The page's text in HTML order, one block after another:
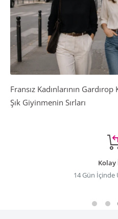
Fransız Kadınlarının
Şık Giyinmenin Sırları
14 Gün İçinde Ücretsiz İade